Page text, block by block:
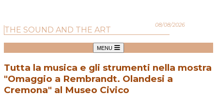
08/08/2026
THE SOUND AND THE ART
MENU
Tutta la musica e gli strumenti nella mostra
"Omaggio a Rembrandt. Olandesi a
Cremona" al Museo Civico